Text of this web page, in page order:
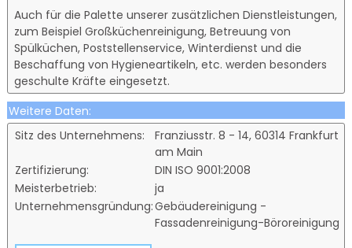
Auch für die Palette unserer zusätzlichen Dienstleistungen,
zum Beispiel Großküchenreinigung, Betreuung von
Spülküchen, Poststellenservice, Winterdienst und die
Beschaffung von Hygieneartikeln, etc. werden besonders
geschulte Kräfte eingesetzt.
Weitere Daten:
Sitz des Unternehmens:
Franziusstr. 8 - 14, 60314 Frankfurt
am Main
Zertifizierung:
DIN ISO 9001:2008
Meisterbetrieb:
ja
Unternehmensgründung:Gebäudereinigung -
Fassadenreinigung-Böroreinigung